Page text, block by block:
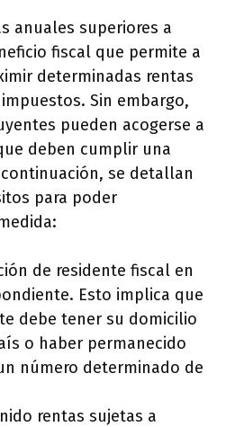
anuales superiores a
fiscal que permite a
determinadas rentas
Sin embargo,
pueden acogerse a
deben cumplir una
se detallan
para poder
de residente fiscal en
Esto implica que
debe tener su domicilio
o haber permanecido
número determinado de
rentas sujetas a